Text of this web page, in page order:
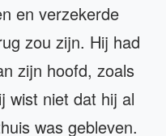
en verzekerde
zou zijn. Hij had
zijn hoofd, zoals
wist niet dat hij al
was gebleven.